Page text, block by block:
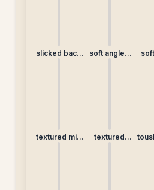
slicked back
soft angled
textured mid
textured